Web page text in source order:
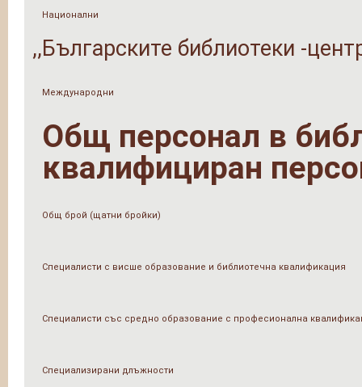
Национални
,,Българските библиотеки -
Международни
Общ персонал в
квалифициран
Общ брой (щатни бройки)
Специалисти с висше образование и библиотечна квалификация
Специалисти със средно образование с професионална
Специализирани длъжности